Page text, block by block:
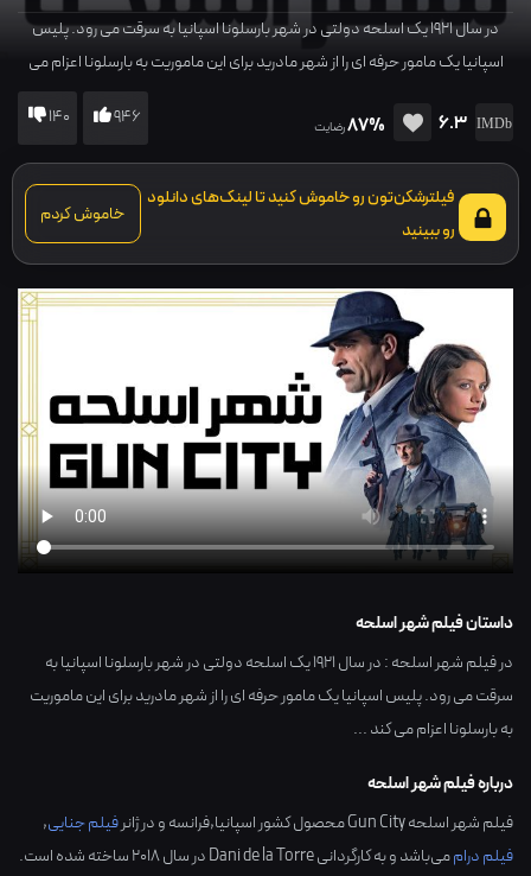
در سال 1921 یک اسلحه دولتی در شهر بارسلونا اسپانیا به سرقت می رود. پلیس
اسپانیا یک مامور حرفه ای را از شهر مادرید برای این ماموریت به بارسلونا اعزام می
6.3
87%رضایت 946
140
فیلترشکن‌تون رو خاموش کنید تا لینک‌های دانلود
رو ببینید
خاموش کردم
داستان فیلم شهر اسلحه
در فیلم شهر اسلحه : در سال 1921 یک اسلحه دولتی در شهر بارسلونا اسپانیا به
سرقت می رود. پلیس اسپانیا یک مامور حرفه ای را از شهر مادرید برای این ماموریت
به بارسلونا اعزام می کند ...
درباره فیلم شهر اسلحه
فیلم شهر اسلحه Gun City محصول کشور اسپانیا,فرانسهو در ژانرفیلم جنایی,
فیلم دراممی‌باشد و به کارگردانیDani de la Torreدر سال2018ساخته شده است.